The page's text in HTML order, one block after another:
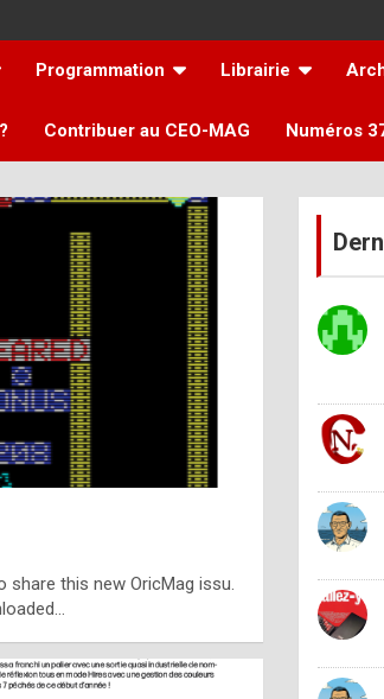
Programmation Librairie
Contribuer au CEO-MAG Numéros
share this new OricMag issu.